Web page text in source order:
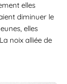
elles
diminuer le
elles
noix alliée de